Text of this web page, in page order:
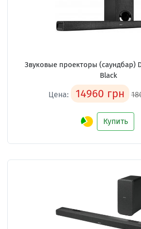
Звуковые проекторы (саундбар)
Black
Цена: 14960 грн
Купить